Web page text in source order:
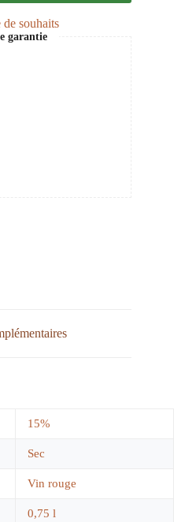
souhaits
garantie
15%
Sec
Vin rouge
0,75 l